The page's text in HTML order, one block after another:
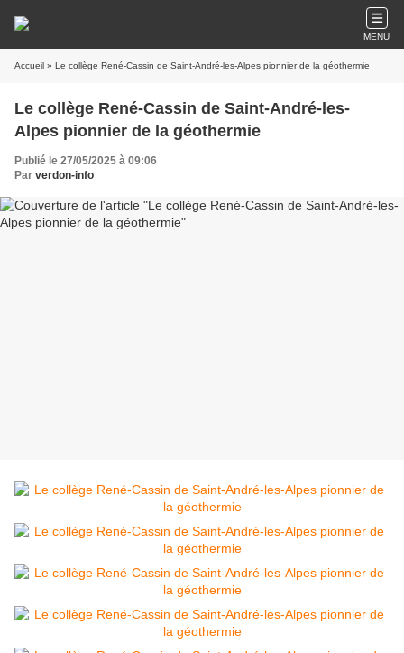
MENU
Accueil » Le collège René-Cassin de Saint-André-les-Alpes pionnier de la géothermie
Le collège René-Cassin de Saint-André-les-
Alpes pionnier de la géothermie
Publié le 27/05/2025 à 09:06
Par verdon-info